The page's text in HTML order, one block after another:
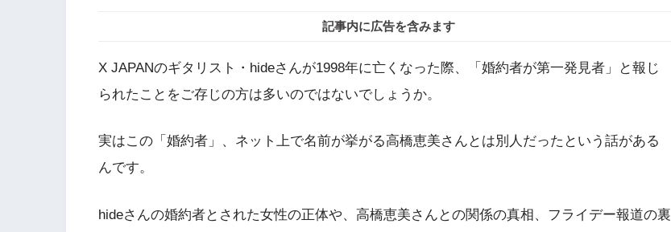
記事内に広告を含みます
X JAPANのギタリスト・hideさんが1998年に亡くなった際、「婚約者が第一発見者」と報じ
られたことをご存じの方は多いのではないでしょうか。
実はこの「婚約者」、ネット上で名前が挙がる高橋恵美さんとは別人だったという話がある
んです。
hideさんの婚約者とされた女性の正体や、高橋恵美さんとの関係の真相、フライデー報道の裏